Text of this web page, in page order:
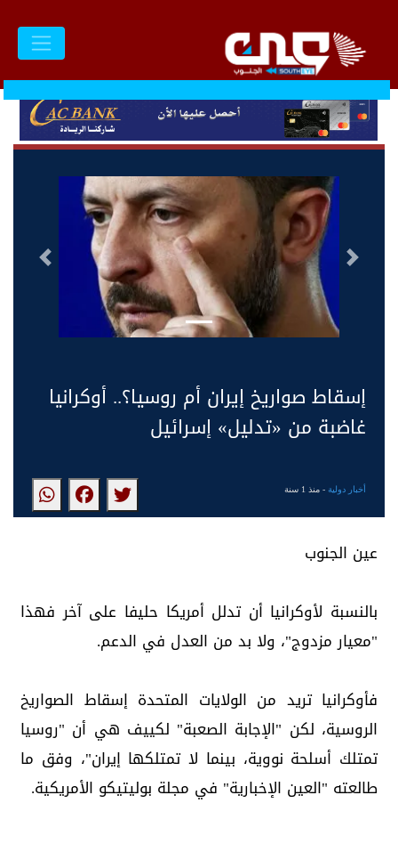
التالى السابق
إسقاط صواريخ إيران أم روسيا؟.. أوكرانيا
غاضبة من «تدليل» إسرائيل
أخبار دولية- منذ 1 سنة
عين الجنوب
بالنسبة لأوكرانيا أن تدلل أمريكا حليفا على آخر فهذا
"معيار مزدوج"، ولا بد من العدل في الدعم.
فأوكرانيا تريد من الولايات المتحدة إسقاط الصواريخ
الروسية، لكن "الإجابة الصعبة" لكييف هي أن "روسيا
تمتلك أسلحة نووية، بينما لا تمتلكها إيران"، وفق ما
طالعته "العين الإخبارية" في مجلة بوليتيكو الأمريكية.